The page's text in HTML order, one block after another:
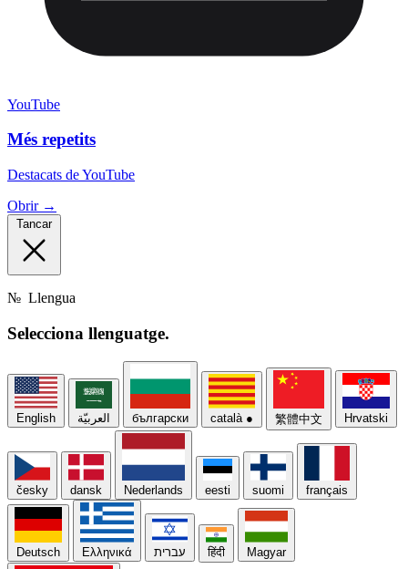
YouTube
Més repetits
Destacats de YouTube
Obrir →
Tancar
№ Llengua
Selecciona llenguatge.
English العربيّة български català ● 繁體中文 Hrvatski
česky dansk Nederlands eesti suomi français
Deutsch Ελληνικά עברית हिंदी Magyar